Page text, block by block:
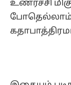
உணர்ச்சி
போதெல்லாம்,